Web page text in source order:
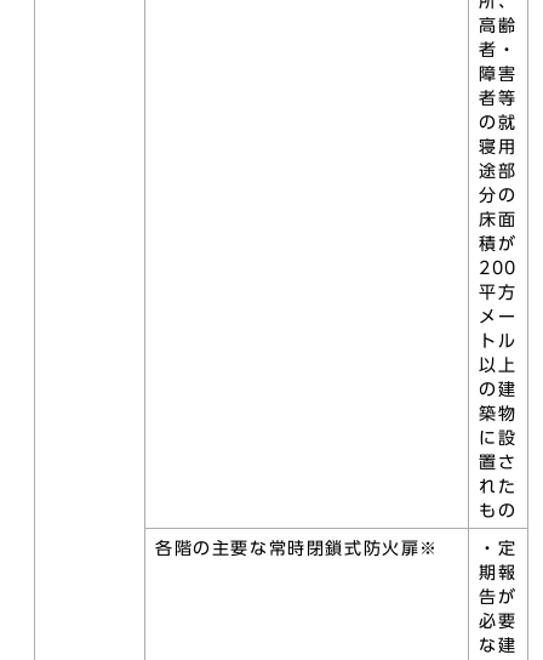
高齢
者・
障害
者等
の就
寝用
途部
分の
床面
積が
200
平方
メー
トル
以上
の建
築物
に設
置さ
れた
もの
各階の主要な常時閉鎖式防火扉※
・定
期報
告が
必要
な建